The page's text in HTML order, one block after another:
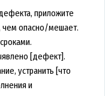
приложите
чем опасно/мешает.
[дефект].
устранить [что
и